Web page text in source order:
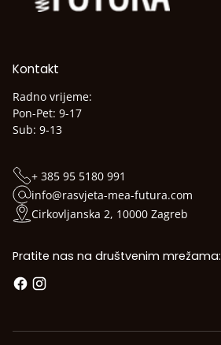
Kontakt
Radno vrijeme:
Pon-Pet: 9-17
Sub: 9-13
+ 385 95 5180 991
info@rasvjeta-mea-futura.com
Cirkovljanska 2, 10000 Zagreb
Pratite nas na društvenim mrežama: